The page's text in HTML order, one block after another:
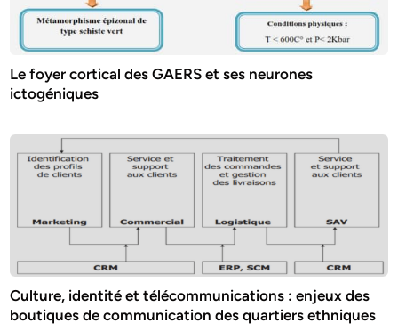
Le foyer cortical des GAERS et ses neurones
ictogéniques
Culture, identité et télécommunications : enjeux des
boutiques de communication des quartiers ethniques